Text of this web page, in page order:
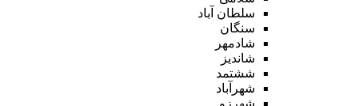
سلطان آباد
سنگان
شادمهر
شاندیز
ششتمد
شهرآباد
شهرزو